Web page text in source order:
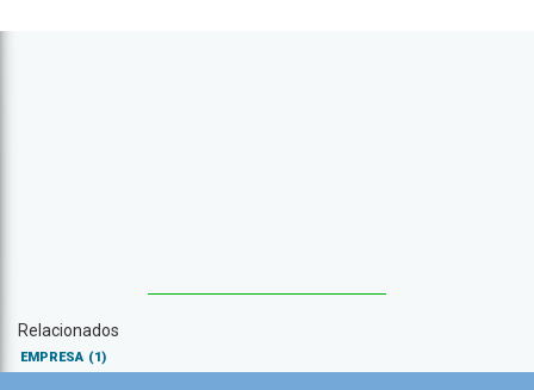
Relacionados
EMPRESA (1)